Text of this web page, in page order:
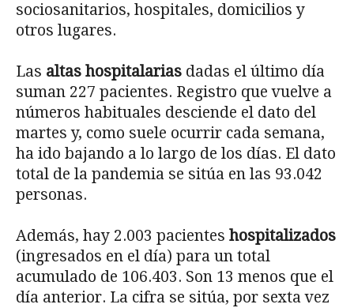
sociosanitarios, hospitales, domicilios y
otros lugares.
Las altas hospitalarias dadas el último día
suman 227 pacientes. Registro que vuelve a
números habituales desciende el dato del
martes y, como suele ocurrir cada semana,
ha ido bajando a lo largo de los días. El dato
total de la pandemia se sitúa en las 93.042
personas.
Además, hay 2.003 pacientes hospitalizados
(ingresados en el día) para un total
acumulado de 106.403. Son 13 menos que el
día anterior. La cifra se sitúa, por sexta vez